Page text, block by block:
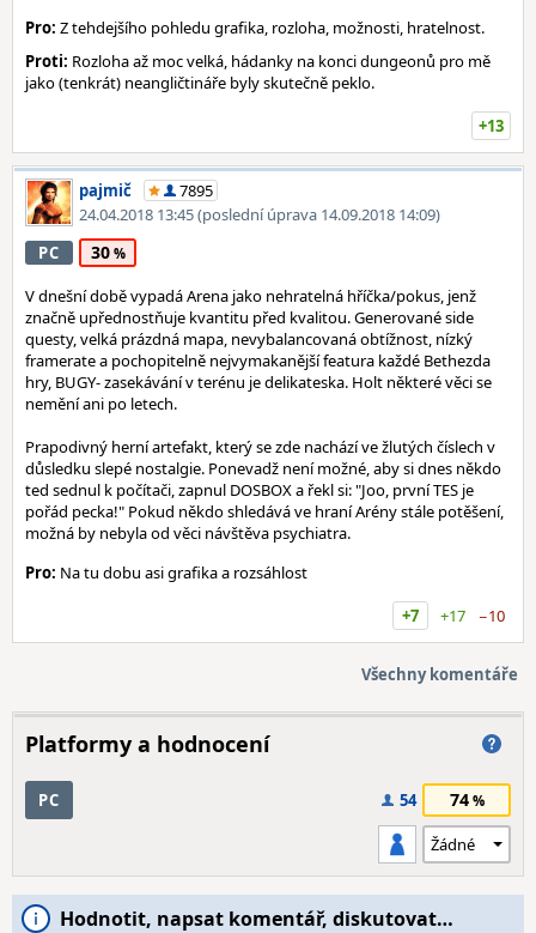
Pro: Z tehdejšího pohledu grafika, rozloha, možnosti, hratelnost.
Proti: Rozloha až moc velká, hádanky na konci dungeonů pro mě
jako (tenkrát) neangličtináře byly skutečně peklo.
+13
pajmič
7895
24.04.2018 13:45(poslední úprava 14.09.2018 14:09)
PC
30
V dnešní době vypadá Arena jako nehratelná hříčka/pokus, jenž
značně upřednostňuje kvantitu před kvalitou. Generované side
questy, velká prázdná mapa, nevybalancovaná obtížnost, nízký
framerate a pochopitelně nejvymakanější featura každé Bethezda
hry, BUGY- zasekávání v terénu je delikateska. Holt některé věci se
nemění ani po letech.
Prapodivný herní artefakt, který se zde nachází ve žlutých číslech v
důsledku slepé nostalgie. Ponevadž není možné, aby si dnes někdo
ted sednul k počítači, zapnul DOSBOX a řekl si: "Joo, první TES je
pořád pecka!" Pokud někdo shledává ve hraní Arény stále potěšení,
možná by nebyla od věci návštěva psychiatra.
Pro: Na tu dobu asi grafika a rozsáhlost
+7
+17 −10
Všechny komentáře
Platformy a hodnocení
PC 54 74
Hodnotit, napsat komentář, diskutovat…